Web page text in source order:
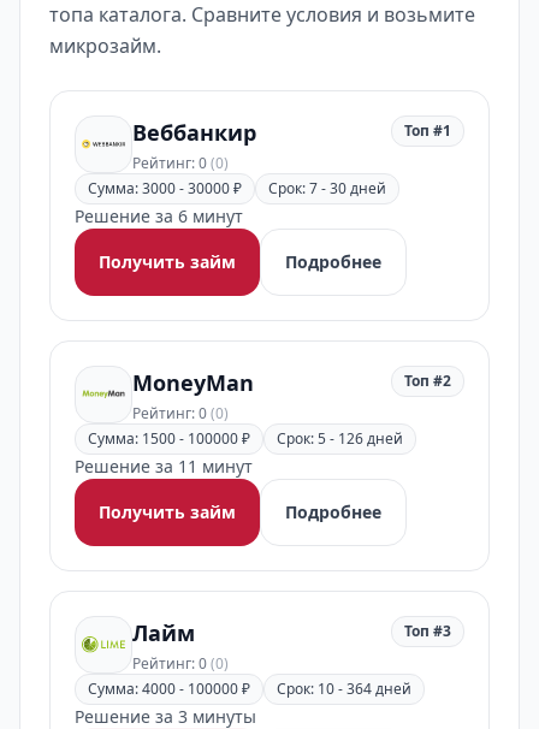
топа каталога. Сравните условия и возьмите
микрозайм.
Веббанкир
Рейтинг: 0(0)
Топ #1
Сумма: 3000 - 30000 ₽ Срок: 7 - 30 дней
Решение за 6 минут
Получить займ
Подробнее
MoneyMan
Рейтинг: 0(0)
Топ #2
Сумма: 1500 - 100000 ₽ Срок: 5 - 126 дней
Решение за 11 минут
Получить займ
Подробнее
Лайм
Рейтинг: 0(0)
Топ #3
Сумма: 4000 - 100000 ₽ Срок: 10 - 364 дней
Решение за 3 минуты